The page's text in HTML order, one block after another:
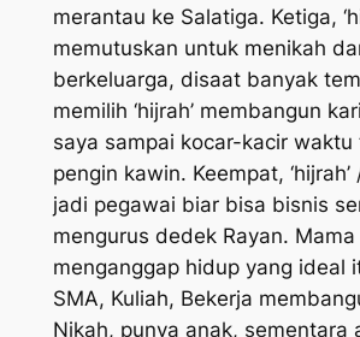
merantau ke Salatiga. Ketiga,
memutuskan untuk menikah
berkeluarga, disaat banyak
memilih ‘hijrah’ membangun
saya sampai kocar-kacir waktu
pengin kawin. Keempat,
jadi pegawai biar bisa bisnis
mengurus dedek Rayan.
menganggap hidup yang ideal
SMA, Kuliah, Bekerja
Nikah, punya anak, sementara